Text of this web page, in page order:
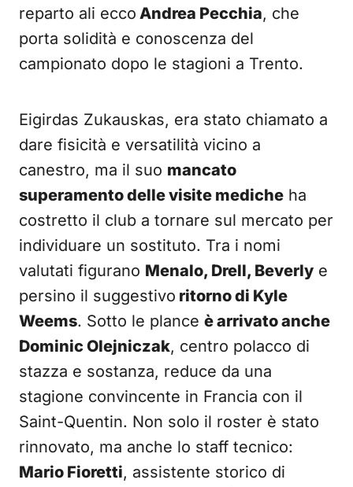
reparto ali ecco Andrea Pecchia, che
porta solidità e conoscenza del
campionato dopo le stagioni a Trento.
Eigirdas Zukauskas, era stato chiamato a
dare fisicità e versatilità vicino a
canestro, ma il suo mancato
superamento delle visite mediche ha
costretto il club a tornare sul mercato per
individuare un sostituto. Tra i nomi
valutati figurano Menalo, Drell, Beverly e
persino il suggestivo ritorno di Kyle
Weems. Sotto le plance è arrivato anche
Dominic Olejniczak, centro polacco di
stazza e sostanza, reduce da una
stagione convincente in Francia con il
Saint-Quentin. Non solo il roster è stato
rinnovato, ma anche lo staff tecnico:
Mario Fioretti, assistente storico di